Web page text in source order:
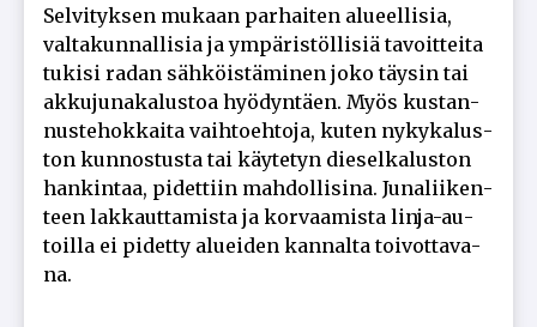
Sel­vi­tyk­sen mu­kaan par­hai­ten alu­eel­li­sia,
val­ta­kun­nal­li­sia ja ym­pä­ris­töl­li­siä ta­voit­tei­ta
tu­ki­si ra­dan säh­köis­tä­mi­nen joko täy­sin tai
ak­ku­ju­na­ka­lus­toa hyö­dyn­tä­en. Myös kus­tan­
nus­te­hok­kai­ta vaih­to­eh­to­ja, ku­ten ny­ky­ka­lus­
ton kun­nos­tus­ta tai käy­te­tyn die­sel­ka­lus­ton
han­kin­taa, pi­det­tiin mah­dol­li­si­na. Ju­na­lii­ken­
teen lak­kaut­ta­mis­ta ja kor­vaa­mis­ta lin­ja-au­
toil­la ei pi­det­ty alu­ei­den kan­nal­ta toi­vot­ta­va­
na.